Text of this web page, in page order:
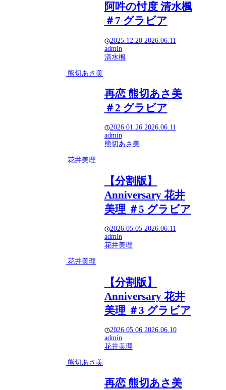
阿吽の忖度 清水楓
＃7 グラビア
2025.12.20 2026.06.11
admin
清水楓
熊切あさ美
再恋 熊切あさ美
＃2 グラビア
2026.01.26 2026.06.11
admin
熊切あさ美
花井美理
【分割版】
Anniversary 花井
美理 ＃5 グラビア
2026.05.05 2026.06.11
admin
花井美理
花井美理
【分割版】
Anniversary 花井
美理 ＃3 グラビア
2026.05.06 2026.06.10
admin
花井美理
熊切あさ美
再恋 熊切あさ美